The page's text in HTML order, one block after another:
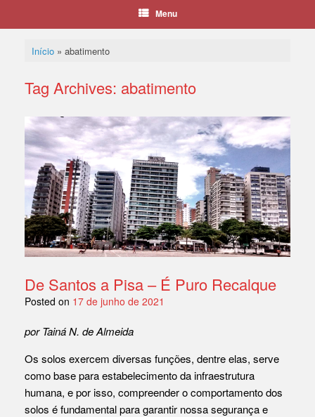
Menu
Início» abatimento
Tag Archives: abatimento
De Santos a Pisa – É Puro Recalque
Posted on 17 de junho de 2021
por Tainá N. de Almeida
Os solos exercem diversas funções, dentre elas, serve
como base para estabelecimento da infraestrutura
humana, e por isso, compreender o comportamento dos
solos é fundamental para garantir nossa segurança e